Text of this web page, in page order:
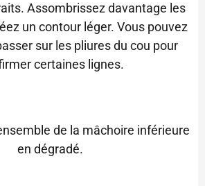
Assombrissez davantage les
un contour léger. Vous pouvez
sur les pliures du cou pour
certaines lignes.
de la mâchoire inférieure
en dégradé.